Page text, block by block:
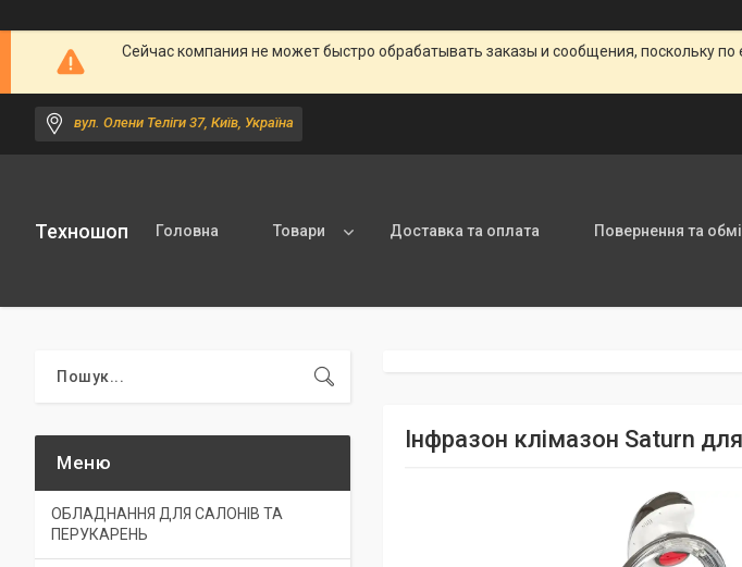
Сейчас компания не может быстро обрабатывать заказы и сообщения, поскольку
вул. Олени Теліги 37, Київ, Україна
Техношоп Головна Товари Доставка та оплата Повернення та
Інфразон клімазон Saturn
ОБЛАДНАННЯ ДЛЯ САЛОНІВ ТА
ПЕРУКАРЕНЬ